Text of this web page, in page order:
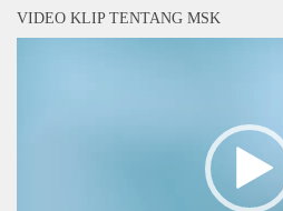
VIDEO KLIP TENTANG MSK